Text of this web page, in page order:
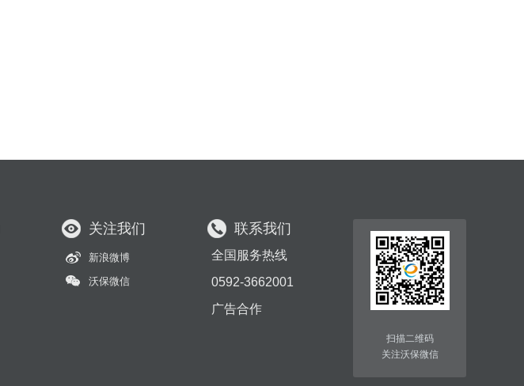
关注我们
新浪微博
沃保微信
联系我们
全国服务热线
0592-3662001
广告合作
扫描二维码
关注沃保微信